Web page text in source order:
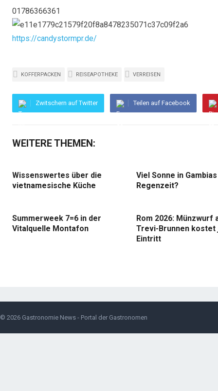
01786366361
https://candystormpr.de/
KOFFERPACKEN REISEAPOTHEKE VERREISEN
Zwitschern auf Twitter Teilen auf Facebook
WEITERE THEMEN:
Wissenswertes über die
vietnamesische Küche
Viel Sonne in Gambias
Regenzeit?
Summerweek 7=6 in der
Vitalquelle Montafon
Rom 2026: Münzwurf
Trevi-Brunnen
Eintritt
© 2026 Gastronomie News - Portal der Gastronomen